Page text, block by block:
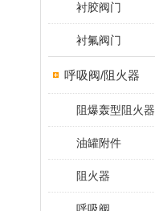
衬胶阀门
衬氟阀门
呼吸阀/阻火器
阻爆轰型阻火器
油罐附件
阻火器